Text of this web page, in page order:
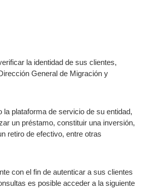
la identidad de sus clientes,
General de Migración y
plataforma de servicio de su entidad,
un préstamo, constituir una inversión,
retiro de efectivo, entre otras
con el fin de autenticar a sus clientes
es posible acceder a la siguiente